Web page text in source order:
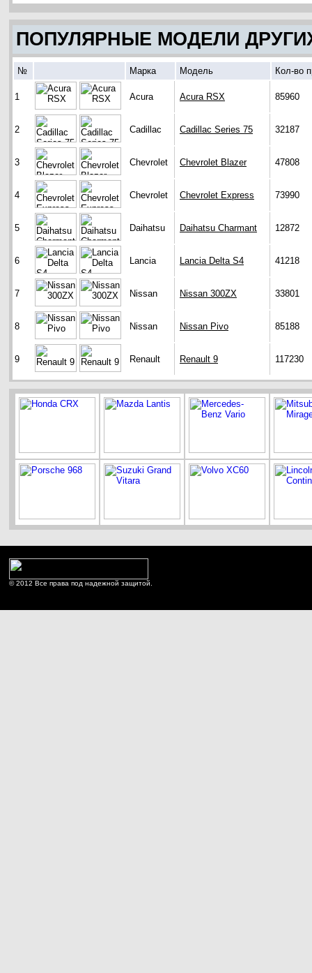
ПОПУЛЯРНЫЕ МОДЕЛИ
№ Марка Модель Кол-во
1 Acura Acura RSX 85960
2 Cadillac Cadillac Series 75 32187
3 Chevrolet Chevrolet Blazer 47808
4 Chevrolet Chevrolet Express 73990
5 Daihatsu Daihatsu Charmant 12872
6 Lancia Lancia Delta S4 41218
7 Nissan Nissan 300ZX 33801
8 Nissan Nissan Pivo 85188
9 Renault Renault 9 117230
© 2012 Все права под надежной защитой.